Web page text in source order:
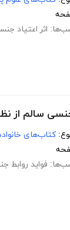
اثر اعتیاد
سالم از
کتاب‌های
فواید روابط